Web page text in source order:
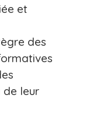
et
des
leur